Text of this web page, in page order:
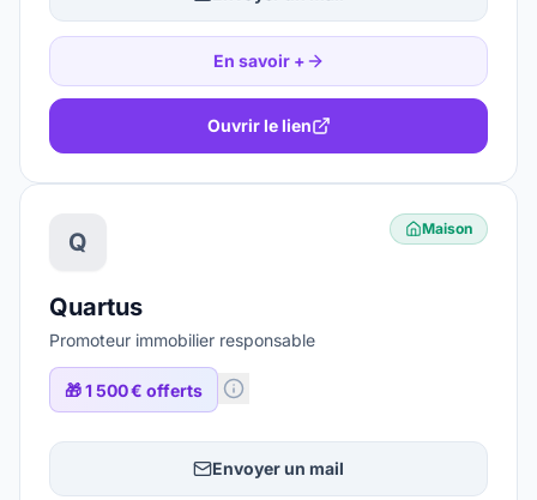
En savoir +
Ouvrir le lien
Q Maison
Quartus
Promoteur immobilier responsable
🎁1 500 € offerts
Envoyer un mail